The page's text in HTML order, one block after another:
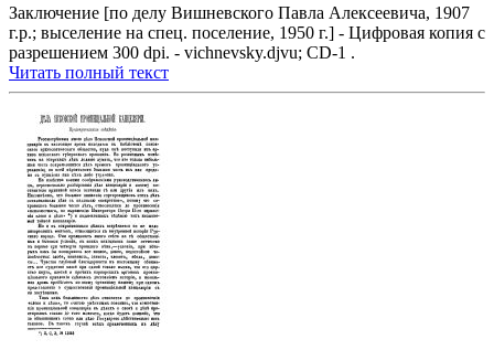
Заключение [по делу Вишневского Павла Алексеевича, 1907
г.р.; выселение на спец. поселение, 1950 г.] - Цифровая копия с
разрешением 300 dpi. - vichnevsky.djvu; CD-1 .
Читать полный текст